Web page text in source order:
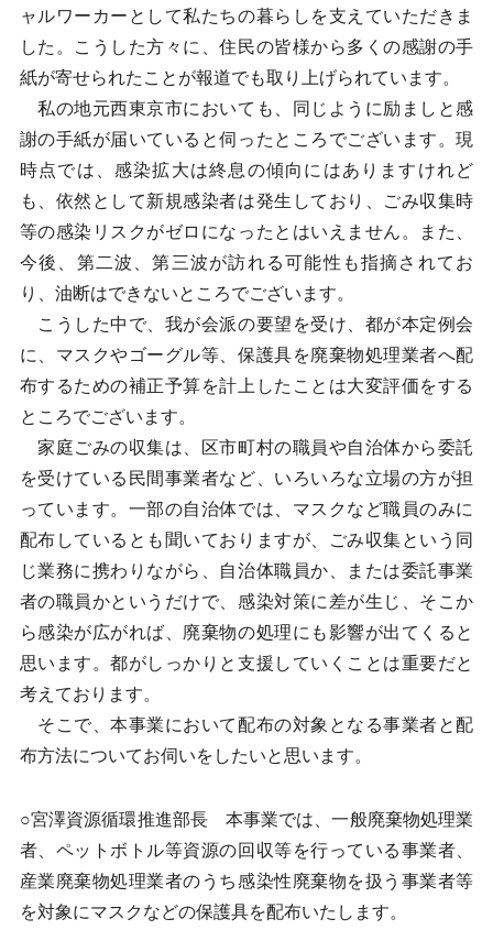
ャルワーカーとして私たちの暮らしを支えていただきま
した。こうした方々に、住民の皆様から多くの感謝の手
紙が寄せられたことが報道でも取り上げられています。
私の地元西東京市においても、同じように励ましと感
謝の手紙が届いていると伺ったところでございます。現
時点では、感染拡大は終息の傾向にはありますけれど
も、依然として新規感染者は発生しており、ごみ収集時
等の感染リスクがゼロになったとはいえません。また、
今後、第二波、第三波が訪れる可能性も指摘されてお
り、油断はできないところでございます。
こうした中で、我が会派の要望を受け、都が本定例会
に、マスクやゴーグル等、保護具を廃棄物処理業者へ配
布するための補正予算を計上したことは大変評価をする
ところでございます。
家庭ごみの収集は、区市町村の職員や自治体から委託
を受けている民間事業者など、いろいろな立場の方が担
っています。一部の自治体では、マスクなど職員のみに
配布しているとも聞いておりますが、ごみ収集という同
じ業務に携わりながら、自治体職員か、または委託事業
者の職員かというだけで、感染対策に差が生じ、そこか
ら感染が広がれば、廃棄物の処理にも影響が出てくると
思います。都がしっかりと支援していくことは重要だと
考えております。
そこで、本事業において配布の対象となる事業者と配
布方法についてお伺いをしたいと思います。
○宮澤資源循環推進部長 本事業では、一般廃棄物処理業
者、ペットボトル等資源の回収等を行っている事業者、
産業廃棄物処理業者のうち感染性廃棄物を扱う事業者等
を対象にマスクなどの保護具を配布いたします。